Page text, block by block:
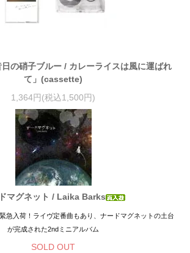
の硝子ブルー / カレーライスは風に運ばれ
て」(cassette)
1,364円(税込1,500円)
マグネット / Laika Barks
急入荷！ライヴ定番曲もあり、ナードマグネットの土台
が完成された2ndミニアルバム
SOLD OUT